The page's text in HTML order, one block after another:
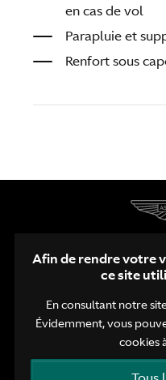
en cas de vol
Parapluie et
Renfort sous
NL EN
Vie privée Politique de
Afin de rendre votre
ce site
En consultant notre
Évidemment, vous
cookies